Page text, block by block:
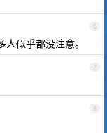
6
似乎都没注意。
7
8